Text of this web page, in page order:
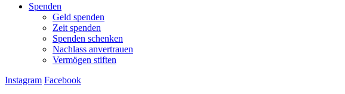
Spenden
Geld spenden
Zeit spenden
Spenden schenken
Nachlass anvertrauen
Vermögen stiften
Instagram Facebook